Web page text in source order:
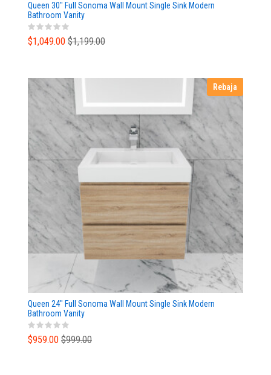
Queen 30" Full Sonoma Wall Mount Single Sink Modern
Bathroom Vanity
$1,049.00 $1,199.00
Rebaja
Queen 24" Full Sonoma Wall Mount Single Sink Modern
Bathroom Vanity
$959.00 $999.00